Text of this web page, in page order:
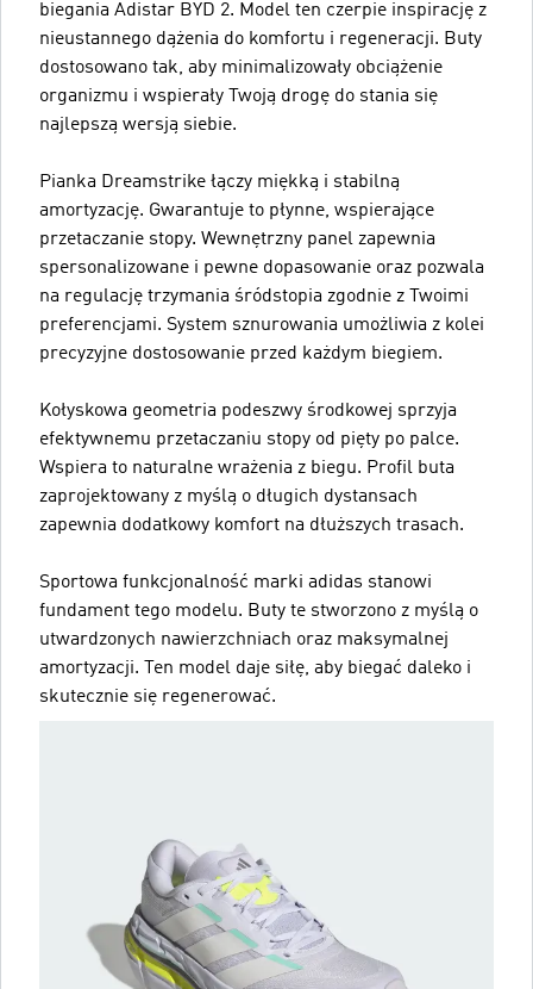
biegania Adistar BYD 2. Model ten czerpie inspirację z
nieustannego dążenia do komfortu i regeneracji. Buty
dostosowano tak, aby minimalizowały obciążenie
organizmu i wspierały Twoją drogę do stania się
najlepszą wersją siebie.
Pianka Dreamstrike łączy miękką i stabilną
amortyzację. Gwarantuje to płynne, wspierające
przetaczanie stopy. Wewnętrzny panel zapewnia
spersonalizowane i pewne dopasowanie oraz pozwala
na regulację trzymania śródstopia zgodnie z Twoimi
preferencjami. System sznurowania umożliwia z kolei
precyzyjne dostosowanie przed każdym biegiem.
Kołyskowa geometria podeszwy środkowej sprzyja
efektywnemu przetaczaniu stopy od pięty po palce.
Wspiera to naturalne wrażenia z biegu. Profil buta
zaprojektowany z myślą o długich dystansach
zapewnia dodatkowy komfort na dłuższych trasach.
Sportowa funkcjonalność marki adidas stanowi
fundament tego modelu. Buty te stworzono z myślą o
utwardzonych nawierzchniach oraz maksymalnej
amortyzacji. Ten model daje siłę, aby biegać daleko i
skutecznie się regenerować.